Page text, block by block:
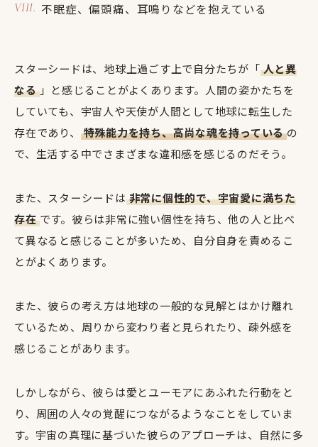
不眠症、偏頭痛、耳鳴りなどを抱えている
スターシードは、地球上過ごす上で自分たちが「 人と異
なる」と感じることがよくあります。人間の姿かたちを
していても、宇宙人や天使が人間として地球に転生した
存在であり、
特殊能力を持ち、高尚な魂を持っている の
で、生活する中でさまざまな違和感を感じるのだそう。
また、スターシードは 非常に個性的で、宇宙愛に満ちた
存在です。彼らは非常に強い個性を持ち、他の人と比べ
て異なると感じることが多いため、自分自身を責めるこ
とがよくあります。
また、彼らの考え方は地球の一般的な見解とはかけ離れ
ているため、周りから変わり者と見られたり、疎外感を
感じることがあります。
しかしながら、彼らは愛とユーモアにあふれた行動をと
り、周囲の人々の覚醒につながるようなことをしていま
す。宇宙の真理に基づいた彼らのアプローチは、自然に多